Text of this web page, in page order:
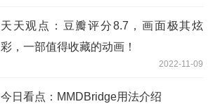
天天观点：豆瓣评分8.7，画面极其炫
彩，一部值得收藏的动画！
2022-11-09
今日看点：MMDBridge用法介绍